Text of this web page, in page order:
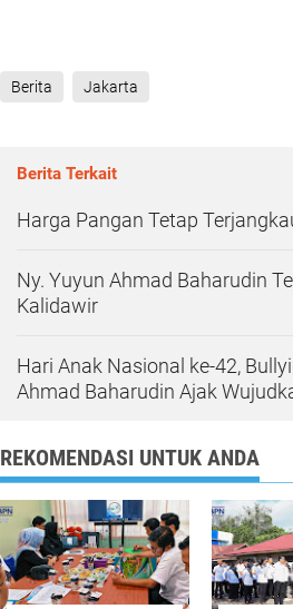
Berita Jakarta
Berita Terkait
Harga Pangan Tetap
Ny. Yuyun Ahmad Baharudin
Kalidawir
Hari Anak Nasional ke-42,
Ahmad Baharudin Ajak
REKOMENDASI UNTUK ANDA